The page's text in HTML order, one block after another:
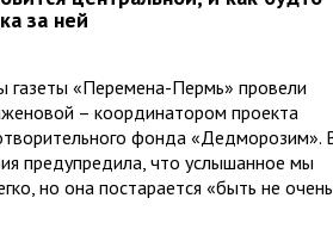
за ней
«Перемена-Пермь» провели
– координатором проекта
фонда «Дедморозим».
предупредила, что услышанное мы
но она постарается «быть не очень